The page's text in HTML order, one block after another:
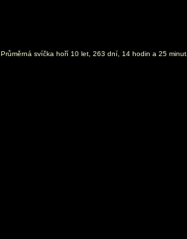
Průměrná svíčka hoří 10 let, 263 dní, 14 hodin a 25 minut.